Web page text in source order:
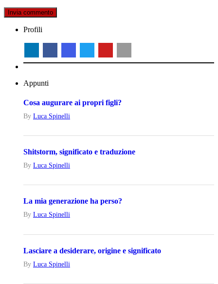
Profili
Appunti
Cosa augurare ai propri figli?
By Luca‎ Spinelli
Shitstorm, significato e traduzione
By Luca‎ Spinelli
La mia generazione ha perso?
By Luca‎ Spinelli
Lasciare a desiderare, origine e significato
By Luca‎ Spinelli